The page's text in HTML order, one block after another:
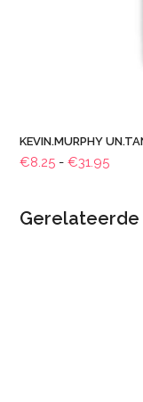
KEVIN.MURPHY
€8.25 - €31.95